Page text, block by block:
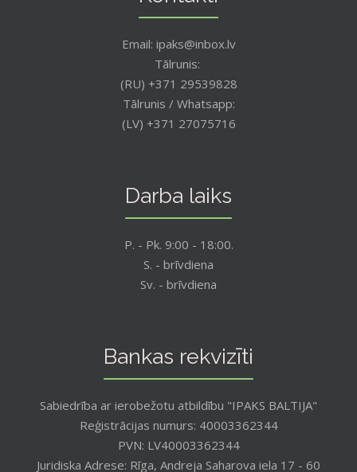
Email: ipaks@inbox.lv
Tālrunis:
(RU) +371 29539828
Tālrunis / Whatsapp:
(LV) +371 27075716
Darba laiks
P. - Pk. 9:00 - 18:00.
S. - brīvdiena
Sv. - brīvdiena
Bankas rekvizīti
Sabiedrība ar ierobežotu atbildību "IPAKS BALTIJA"
Reģistrācijas numurs: 40003362344
PVN: LV40003362344
Juridiska Adrese: Rīga, Andreja Saharova iela 17 - 60